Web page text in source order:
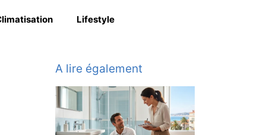
Lifestyle
A lire également